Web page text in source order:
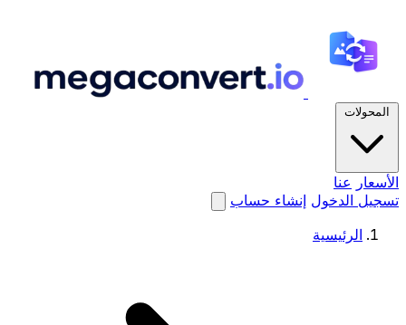
المحولات
الأسعار عنا
تسجيل الدخول إنشاء حساب
الرئيسية